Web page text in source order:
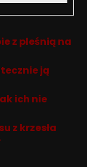
z pleśnią na
ją
ich nie
z krzesła